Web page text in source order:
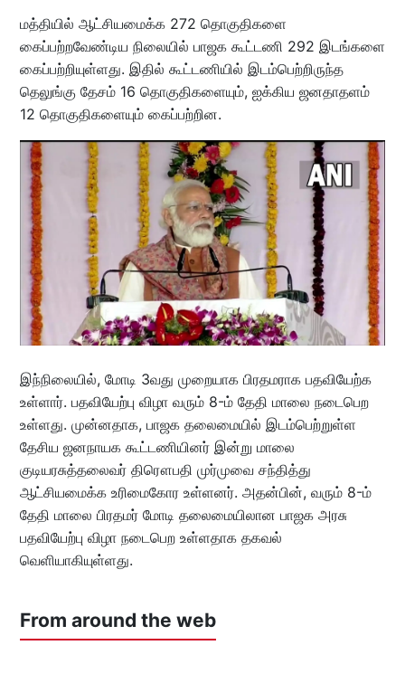
மத்தியில் ஆட்சியமைக்க 272 தொகுதிகளை
கைப்பற்றவேண்டிய நிலையில் பாஜக கூட்டணி 292 இடங்களை
கைப்பற்றியுள்ளது. இதில் கூட்டணியில் இடம்பெற்றிருந்த
தெலுங்கு தேசம் 16 தொகுதிகளையும், ஐக்கிய ஜனதாதளம்
12 தொகுதிகளையும் கைப்பற்றின.
இந்நிலையில், மோடி 3வது முறையாக பிரதமராக பதவியேற்க
உள்ளார். பதவியேற்பு விழா வரும் 8-ம் தேதி மாலை நடைபெற
உள்ளது. முன்னதாக, பாஜக தலைமையில் இடம்பெற்றுள்ள
தேசிய ஜனநாயக கூட்டணியினர் இன்று மாலை
குடியரசுத்தலைவர் திரௌபதி முர்முவை சந்தித்து
ஆட்சியமைக்க உரிமைகோர உள்ளனர். அதன்பின், வரும் 8-ம்
தேதி மாலை பிரதமர் மோடி தலைமையிலான பாஜக அரசு
பதவியேற்பு விழா நடைபெற உள்ளதாக தகவல்
வெளியாகியுள்ளது.
From around the web